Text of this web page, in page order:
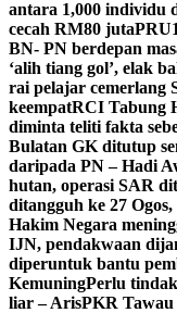
antara 1,000 individu
cecah RM80 juta
BN- PN berdepan
‘alih tiang gol’, elak
rai pelajar cemerlang
keempatRCI Tabung
diminta teliti fakta
Bulatan GK ditutup
daripada PN – Hadi
hutan, operasi SAR
ditangguh ke 27
Hakim Negara
IJN, pendakwaan
diperuntuk bantu
KemuningPerlu
liar – ArisPKR